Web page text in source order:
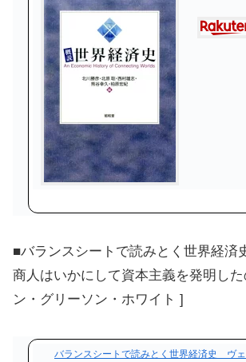
■バランスシートで読みとく世界経
商人はいかにして資本主義を発明し
ン・グリーソン・ホワイト ]
バランスシートで読みとく世界経済史 ヴ